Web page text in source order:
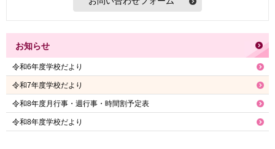
お知らせ
令和6年度学校だより
令和7年度学校だより
令和8年度月行事・週行事・時間割予定表
令和8年度学校だより